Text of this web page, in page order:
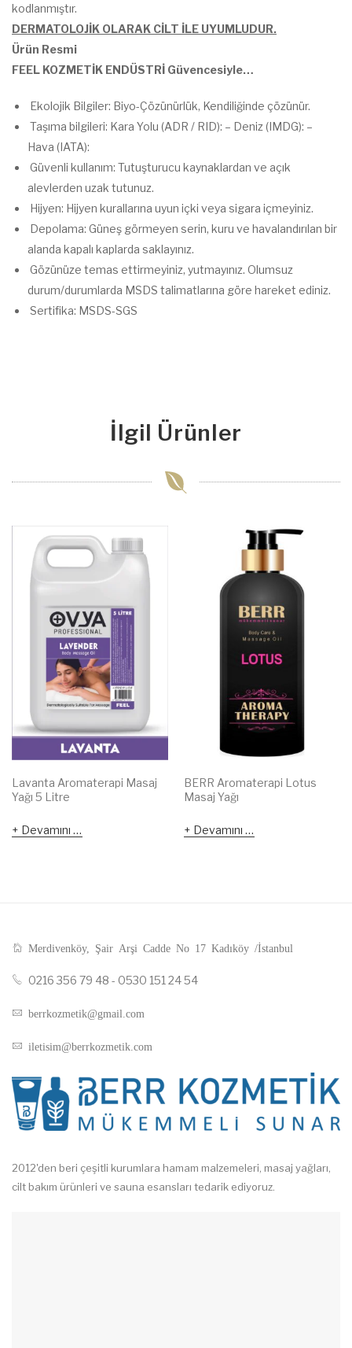
kodlanmıştır.
DERMATOLOJİK OLARAK CİLT İLE UYUMLUDUR.
Ürün Resmi
FEEL KOZMETİK ENDÜSTRİ Güvencesiyle…
Ekolojik Bilgiler: Biyo-Çözünürlük, Kendiliğinde çözünür.
Taşıma bilgileri: Kara Yolu (ADR / RID): – Deniz (IMDG): –
Hava (IATA):
Güvenli kullanım: Tutuşturucu kaynaklardan ve açık
alevlerden uzak tutunuz.
Hijyen: Hijyen kurallarına uyun içki veya sigara içmeyiniz.
Depolama: Güneş görmeyen serin, kuru ve havalandırılan bir
alanda kapalı kaplarda saklayınız.
Gözünüze temas ettirmeyiniz, yutmayınız. Olumsuz
durum/durumlarda MSDS talimatlarına göre hareket ediniz.
Sertifika: MSDS-SGS
İlgil Ürünler
Lavanta Aromaterapi Masaj
Yağı 5 Litre
Devamını oku
BERR Aromaterapi Lotus
Masaj Yağı
Devamını oku
Merdivenköy, Şair Arşi Cadde No 17 Kadıköy /İstanbul
0216 356 79 48 - 0530 151 24 54
berrkozmetik@gmail.com
iletisim@berrkozmetik.com
2012'den beri çeşitli kurumlara hamam malzemeleri, masaj yağları,
cilt bakım ürünleri ve sauna esansları tedarik ediyoruz.